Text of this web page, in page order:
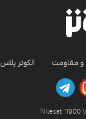
و مقاومت الکوثر پلاس
Nilesat 11900